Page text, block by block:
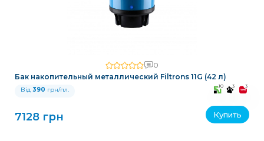
0
Бак накопительный металлический Filtrons 11G (42 л)
Від 390 грн/пл. 10 3 3
7128 грн Купить